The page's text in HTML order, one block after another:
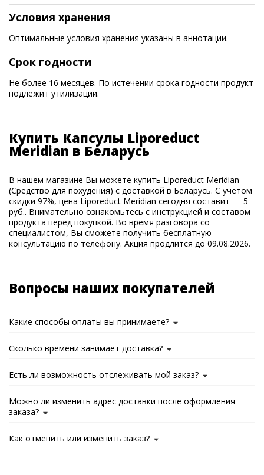
Условия хранения
Оптимальные условия хранения указаны в аннотации.
Срок годности
Не более 16 месяцев. По истечении срока годности продукт
подлежит утилизации.
Купить Капсулы Liporeduct
Meridian в Беларусь
В нашем магазине Вы можете купить Liporeduct Meridian
(Средство для похудения) с доставкой в Беларусь. С учетом
скидки 97%, цена Liporeduct Meridian сегодня составит — 5
руб.. Внимательно ознакомьтесь с инструкцией и составом
продукта перед покупкой. Во время разговора со
специалистом, Вы сможете получить бесплатную
консультацию по телефону. Акция продлится до 09.08.2026.
Вопросы наших покупателей
Какие способы оплаты вы принимаете?
Сколько времени занимает доставка?
Есть ли возможность отслеживать мой заказ?
Можно ли изменить адрес доставки после оформления
заказа?
Как отменить или изменить заказ?